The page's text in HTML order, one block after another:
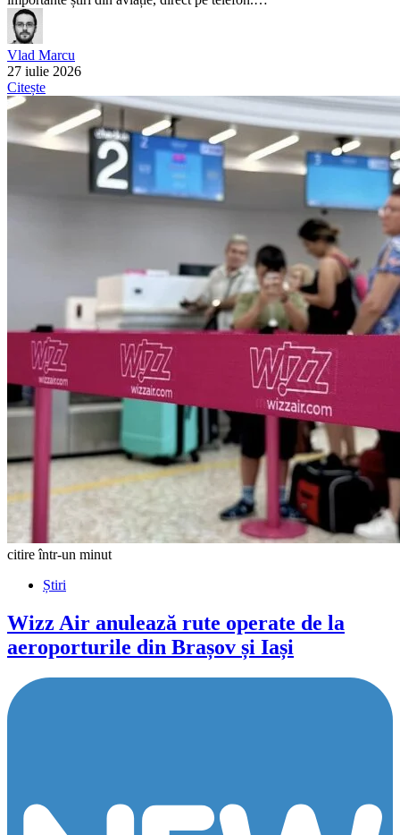
Vlad Marcu
27 iulie 2026
Citește
citire într-un minut
Știri
Wizz Air anulează rute operate de la
aeroporturile din Brașov și Iași